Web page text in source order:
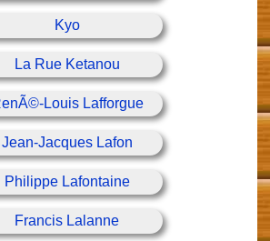
Kyo
La Rue Ketanou
Louis Lafforgue
Jean-Jacques Lafon
Philippe Lafontaine
Francis Lalanne